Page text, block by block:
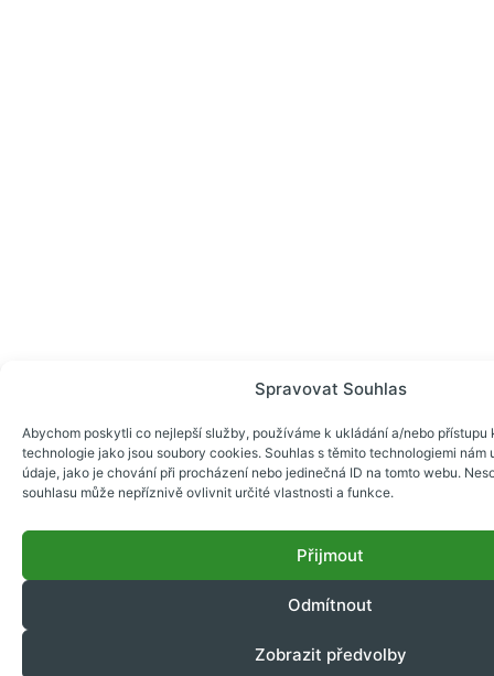
Spravovat Souhlas
Abychom poskytli co nejlepší služby, používáme k ukládání a/nebo přístupu
technologie jako jsou soubory cookies. Souhlas s těmito technologiemi nám
údaje, jako je chování při procházení nebo jedinečná ID na tomto webu.
souhlasu může nepříznivě ovlivnit určité vlastnosti a funkce.
Přijmout
Odmítnout
Zobrazit předvolby